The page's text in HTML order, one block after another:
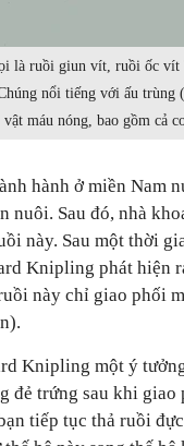
là ruồi giun vít, ruồi ốc
nổi tiếng với ấu trùng
vật máu nóng, bao gồm cả
hành ở miền Nam
nuôi. Sau đó, nhà
này. Sau một thời
Knipling phát hiện
này chỉ giao phối
Knipling một ý
đẻ trứng sau khi giao
tiếp tục thả ruồi